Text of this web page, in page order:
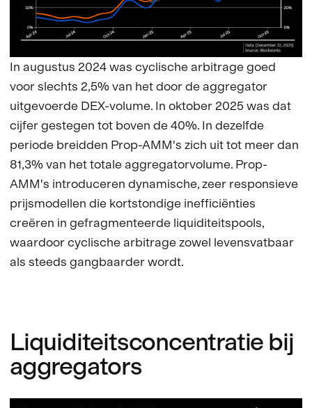
In augustus 2024 was cyclische arbitrage goed
voor slechts 2,5% van het door de aggregator
uitgevoerde DEX-volume. In oktober 2025 was dat
cijfer gestegen tot boven de 40%. In dezelfde
periode breidden Prop-AMM's zich uit tot meer dan
81,3% van het totale aggregatorvolume. Prop-
AMM's introduceren dynamische, zeer responsieve
prijsmodellen die kortstondige inefficiënties
creëren in gefragmenteerde liquiditeitspools,
waardoor cyclische arbitrage zowel levensvatbaar
als steeds gangbaarder wordt.
Liquiditeitsconcentratie bij
aggregators